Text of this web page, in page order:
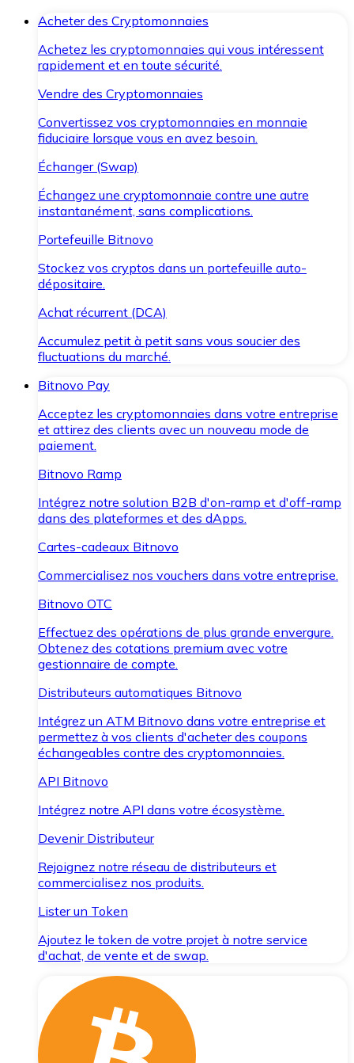
Acheter des Cryptomonnaies
Achetez les cryptomonnaies qui vous intéressent
rapidement et en toute sécurité.
Vendre des Cryptomonnaies
Convertissez vos cryptomonnaies en monnaie
fiduciaire lorsque vous en avez besoin.
Échanger (Swap)
Échangez une cryptomonnaie contre une autre
instantanément, sans complications.
Portefeuille Bitnovo
Stockez vos cryptos dans un portefeuille auto-
dépositaire.
Achat récurrent (DCA)
Accumulez petit à petit sans vous soucier des
fluctuations du marché.
Bitnovo Pay
Acceptez les cryptomonnaies dans votre entreprise
et attirez des clients avec un nouveau mode de
paiement.
Bitnovo Ramp
Intégrez notre solution B2B d'on-ramp et d'off-ramp
dans des plateformes et des dApps.
Cartes-cadeaux Bitnovo
Commercialisez nos vouchers dans votre entreprise.
Bitnovo OTC
Effectuez des opérations de plus grande envergure.
Obtenez des cotations premium avec votre
gestionnaire de compte.
Distributeurs automatiques Bitnovo
Intégrez un ATM Bitnovo dans votre entreprise et
permettez à vos clients d'acheter des coupons
échangeables contre des cryptomonnaies.
API Bitnovo
Intégrez notre API dans votre écosystème.
Devenir Distributeur
Rejoignez notre réseau de distributeurs et
commercialisez nos produits.
Lister un Token
Ajoutez le token de votre projet à notre service
d'achat, de vente et de swap.